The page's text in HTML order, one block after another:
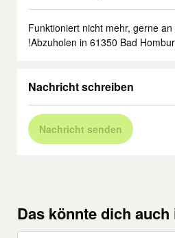
Funktioniert nicht mehr, gerne
!Abzuholen in 61350 Bad
Nachricht schreiben
Nachricht senden
Das könnte dich